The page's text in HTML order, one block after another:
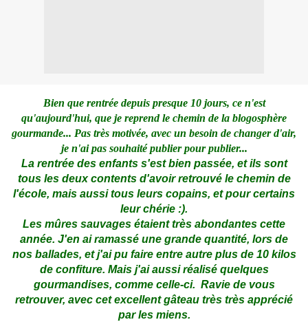
Bien que rentrée depuis presque 10 jours, ce n'est
qu'aujourd'hui, que je reprend le chemin de la blogosphère
gourmande... Pas très motivée, avec un besoin de changer d'air,
je n'ai pas souhaité publier pour publier...
La rentrée des enfants s'est bien passée, et ils sont
tous les deux contents d'avoir retrouvé le chemin de
l'école, mais aussi tous leurs copains, et pour certains
leur chérie :).
Les mûres sauvages étaient très abondantes cette
année. J'en ai ramassé une grande quantité, lors de
nos ballades, et j'ai pu faire entre autre plus de 10 kilos
de confiture. Mais j'ai aussi réalisé quelques
gourmandises, comme celle-ci. Ravie de vous
retrouver, avec cet excellent gâteau très très apprécié
par les miens.